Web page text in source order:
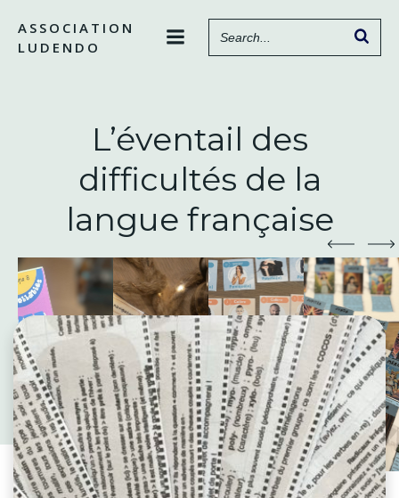
contenu
ASSOCIATION
LUDENDO
L’éventail des
difficultés de la
langue française